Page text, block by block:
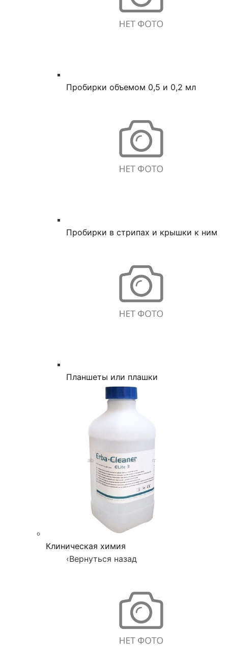
Пробирки объемом 0,5 и 0,2 мл
Пробирки в стрипах и крышки к ним
Планшеты или плашки
Клиническая химия
‹Вернуться назад